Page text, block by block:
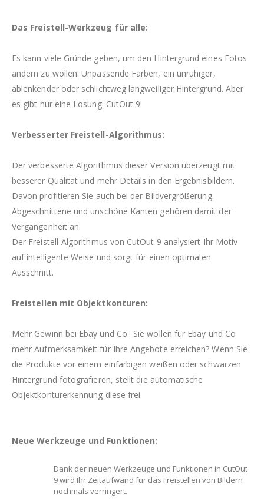
Das Freistell-Werkzeug für alle:
Es kann viele Gründe geben, um den Hintergrund eines Fotos
ändern zu wollen: Unpassende Farben, ein unruhiger,
ablenkender oder schlichtweg langweiliger Hintergrund. Aber
es gibt nur eine Lösung: CutOut 9!
Verbesserter Freistell-Algorithmus:
Der verbesserte Algorithmus dieser Version überzeugt mit
besserer Qualität und mehr Details in den Ergebnisbildern.
Davon profitieren Sie auch bei der Bildvergrößerung.
Abgeschnittene und unschöne Kanten gehören damit der
Vergangenheit an.
Der Freistell-Algorithmus von CutOut 9 analysiert Ihr Motiv
auf intelligente Weise und sorgt für einen optimalen
Ausschnitt.
Freistellen mit Objektkonturen:
Mehr Gewinn bei Ebay und Co.: Sie wollen für Ebay und Co
mehr Aufmerksamkeit für Ihre Angebote erreichen? Wenn Sie
die Produkte vor einem einfarbigen weißen oder schwarzen
Hintergrund fotografieren, stellt die automatische
Objektkonturerkennung diese frei.
Neue Werkzeuge und Funktionen:
Dank der neuen Werkzeuge und Funktionen in CutOut
9 wird Ihr Zeitaufwand für das Freistellen von Bildern
nochmals verringert.